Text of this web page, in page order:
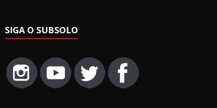
SIGA O SUBSOLO